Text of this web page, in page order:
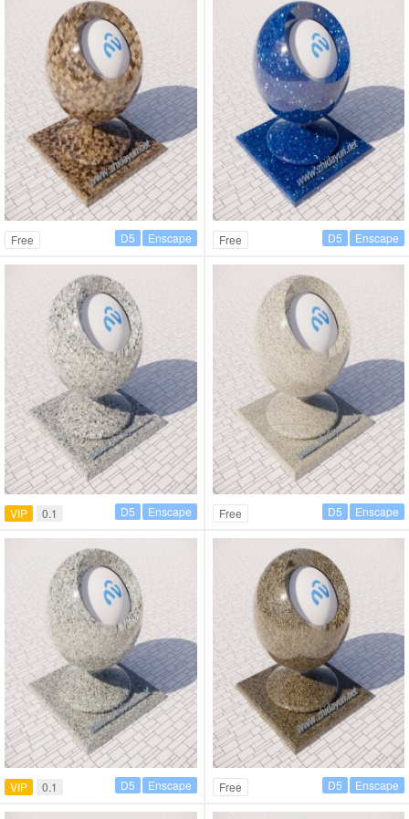
Free Enscape
D5 Free Enscape
D5
VIP 0.1 Enscape
D5 Free Enscape
D5
VIP 0.1 Enscape
D5 Free Enscape
D5